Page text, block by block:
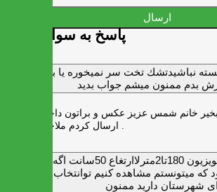
ارسال
پاسخ به سوالات شما
نباشيدتشك تخت سر نميخوره يا برنميگرده
بدم ممنون ميشم جواب بديد
خانم شمس عزیز عکس و براتون داخل واتس اپ
میزتلویزیون 180تا2مترلاارتغاع 50سانت اگه
میتونستم مشاهده کنیم توانتخاب راحت‌تر
شهرستان دارید ممنون